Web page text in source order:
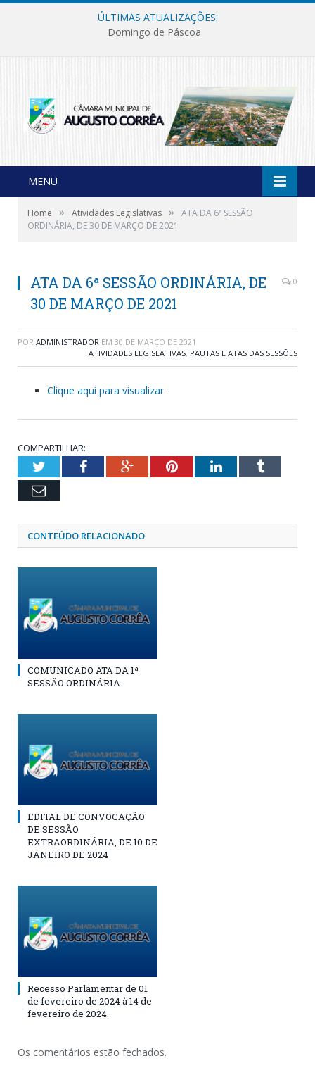
ÚLTIMAS ATUALIZAÇÕES:
Domingo de Páscoa
MENU
Home » Atividades Legislativas »
ATA DA 6ª SESSÃO
ORDINÁRIA, DE 30 DE MARÇO DE 2021
ATA DA 6ª SESSÃO ORDINÁRIA, DE
30 DE MARÇO DE 2021
0
POR ADMINISTRADOR EM 30 DE MARÇO DE 2021
ATIVIDADES LEGISLATIVAS, PAUTAS E ATAS DAS SESSÕES
Clique aqui para visualizar
COMPARTILHAR:
TwitterFacebookGoogle+PinterestLinkedInTumblr
Email
CONTEÚDO RELACIONADO
COMUNICADO ATA DA 1ª
SESSÃO ORDINÁRIA
EDITAL DE CONVOCAÇÃO
DE SESSÃO
EXTRAORDINÁRIA, DE 10 DE
JANEIRO DE 2024
Recesso Parlamentar de 01
de fevereiro de 2024 à 14 de
fevereiro de 2024.
Os comentários estão fechados.